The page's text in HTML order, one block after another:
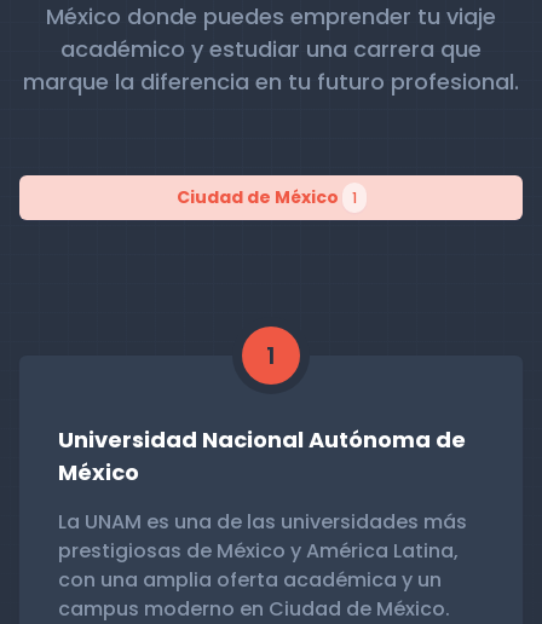
México donde puedes emprender tu viaje
académico y estudiar una carrera que
marque la diferencia en tu futuro profesional.
Ciudad de México 1
1
Universidad Nacional Autónoma de
México
La UNAM es una de las universidades más
prestigiosas de México y América Latina,
con una amplia oferta académica y un
campus moderno en Ciudad de México.